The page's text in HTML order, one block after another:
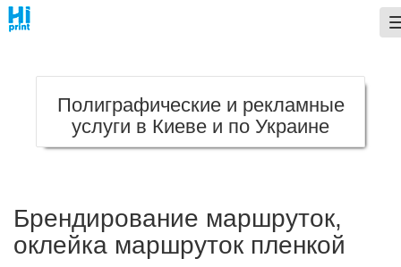
Полиграфические и рекламные
услуги в Киеве и по Украине
Брендирование маршруток,
оклейка маршруток пленкой